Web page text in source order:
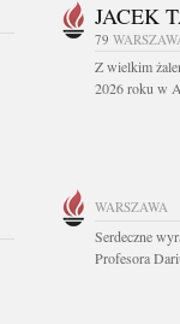
JACEK
79
Z wielkim
2026 roku w
WARSZAWA
Serdeczne
Profesora